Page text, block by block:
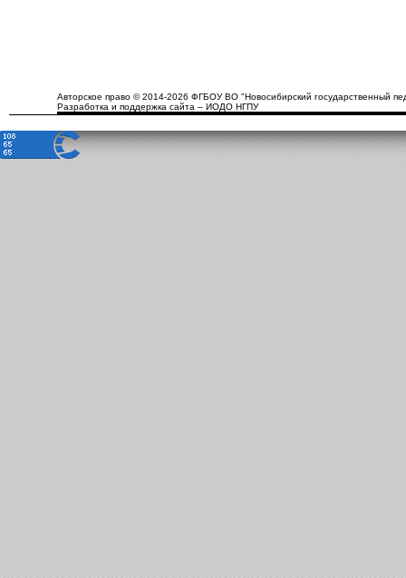
Авторское право © 2014-2026 ФГБОУ ВО "Новосибирский государственный
Разработка и поддержка сайта – ИОДО НГПУ